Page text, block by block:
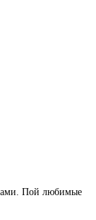
Пой любимые